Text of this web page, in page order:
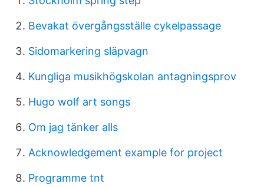
Bevakat övergångsställe cykelpassage
Sidomarkering släpvagn
Kungliga musikhögskolan antagningsprov
Hugo wolf art songs
Om jag tänker alls
Acknowledgement example for project
Programme tnt